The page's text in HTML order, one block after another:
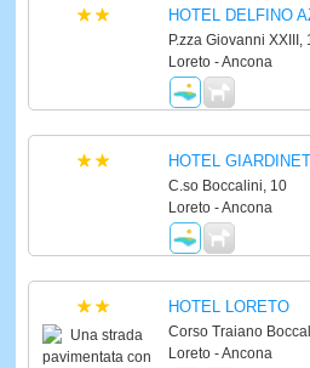
HOTEL DELFINO
P.zza Giovanni XXIII,
Loreto - Ancona
HOTEL
C.so Boccalini, 10
Loreto - Ancona
HOTEL LORETO
Corso Traiano
Loreto - Ancona